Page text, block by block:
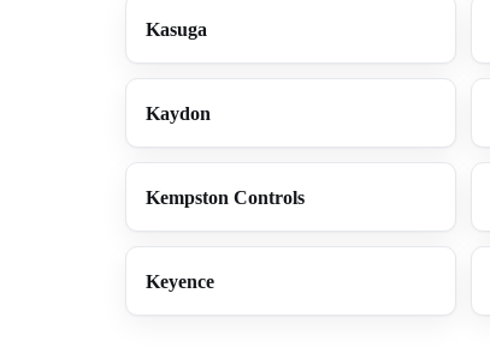
Kasuga
Kaydon
Kempston Controls
Keyence